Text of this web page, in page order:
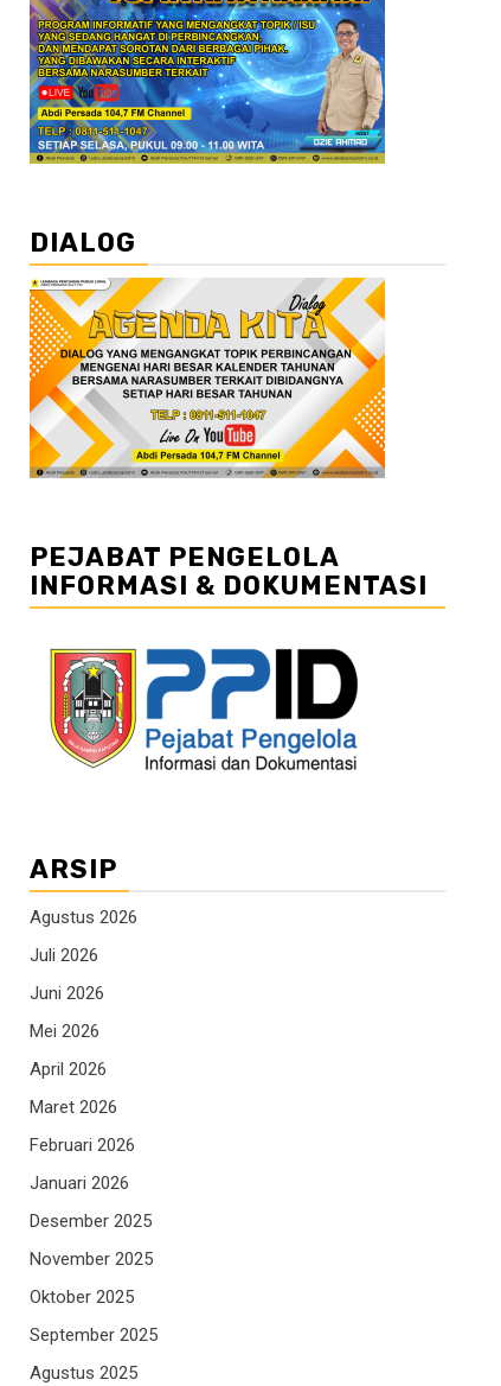
DIALOG
PEJABAT PENGELOLA
INFORMASI & DOKUMENTASI
ARSIP
Agustus 2026
Juli 2026
Juni 2026
Mei 2026
April 2026
Maret 2026
Februari 2026
Januari 2026
Desember 2025
November 2025
Oktober 2025
September 2025
Agustus 2025